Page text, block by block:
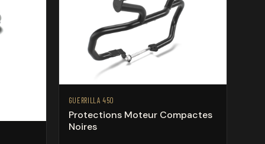
GUERRILLA 450
Protections Moteur Compactes
Noires